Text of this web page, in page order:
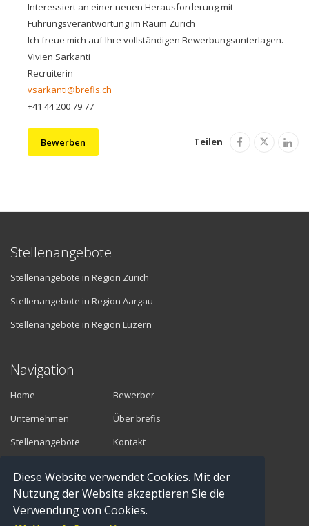
Diese Website verwendet Cookies. Mit der
Nutzung der Website akzeptieren Sie die
Verwendung von Cookies.
Interessiert an einer neuen Herausforderung mit
Führungsverantwortung im Raum Zürich
Ich freue mich auf Ihre vollständigen Bewerbungsunterlagen.
Vivien Sarkanti
Recruiterin
vsarkanti@brefis.ch
+41 44 200 79 77
Bewerben Teilen
Stellenangebote
Stellenangebote in Region Zürich
Stellenangebote in Region Aargau
Stellenangebote in Region Luzern
Navigation
Home
Unternehmen
Stellenangebote
Bewerber
Über brefis
Kontakt
Vermittler
Anmelden